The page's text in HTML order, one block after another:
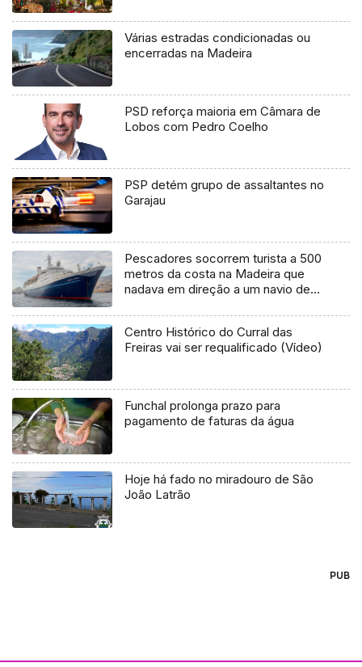
Várias estradas condicionadas ou
encerradas na Madeira
PSD reforça maioria em Câmara de
Lobos com Pedro Coelho
PSP detém grupo de assaltantes no
Garajau
Pescadores socorrem turista a 500
metros da costa na Madeira que
nadava em direção a um navio de
Centro Histórico do Curral das
Freiras vai ser requalificado (Vídeo)
Funchal prolonga prazo para
pagamento de faturas da água
Hoje há fado no miradouro de São
João Latrão
PUB